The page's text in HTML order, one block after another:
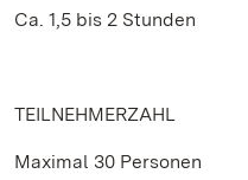
Ca. 1,5 bis 2 Stunden
TEILNEHMERZAHL
Maximal 30 Personen